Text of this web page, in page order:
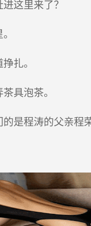
这里来了？
扎。
具泡茶。
是程涛的父亲程